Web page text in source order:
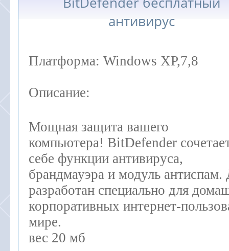
антивирус
Платформа: Windows XP,7,8
Описание:
Мощная защита вашего
компьютера! BitDefender
себе функции антивируса,
брандмауэра и модуль
разработан специально для
корпоративных интернет-
мире.
вес 20 мб